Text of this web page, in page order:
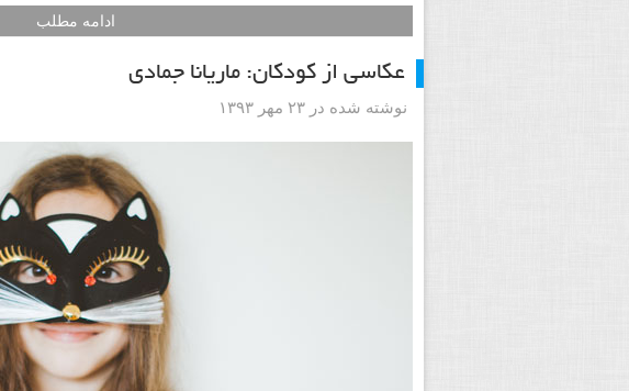
ادامه مطلب
عکاسی از کودکان: ماریانا جمادی
نوشته شده در ۲۳ مهر ۱۳۹۳